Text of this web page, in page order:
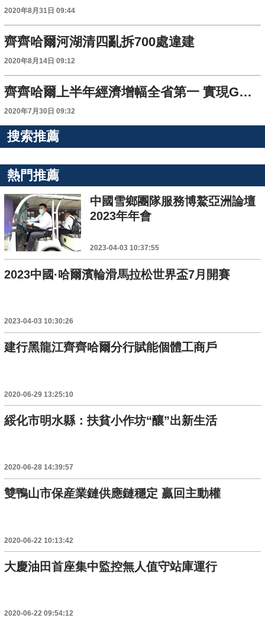
2020年8月31日 09:44
齊齊哈爾河湖清四亂拆700處違建
2020年8月14日 09:12
齊齊哈爾上半年經濟增幅全省第一 實現GDP433.7億元
2020年7月30日 09:32
搜索推薦
熱門推薦
中國雪鄉團隊服務博鰲亞洲論壇
2023年年會
2023-04-03 10:37:55
2023中國·哈爾濱輪滑馬拉松世界盃7月開賽
2023-04-03 10:30:26
建行黑龍江齊齊哈爾分行賦能個體工商戶
2020-06-29 13:25:10
綏化市明水縣：扶貧小作坊“釀”出新生活
2020-06-28 14:39:57
雙鴨山市保産業鏈供應鏈穩定 贏回主動權
2020-06-22 10:13:42
大慶油田首座集中監控無人值守站庫運行
2020-06-22 09:54:12